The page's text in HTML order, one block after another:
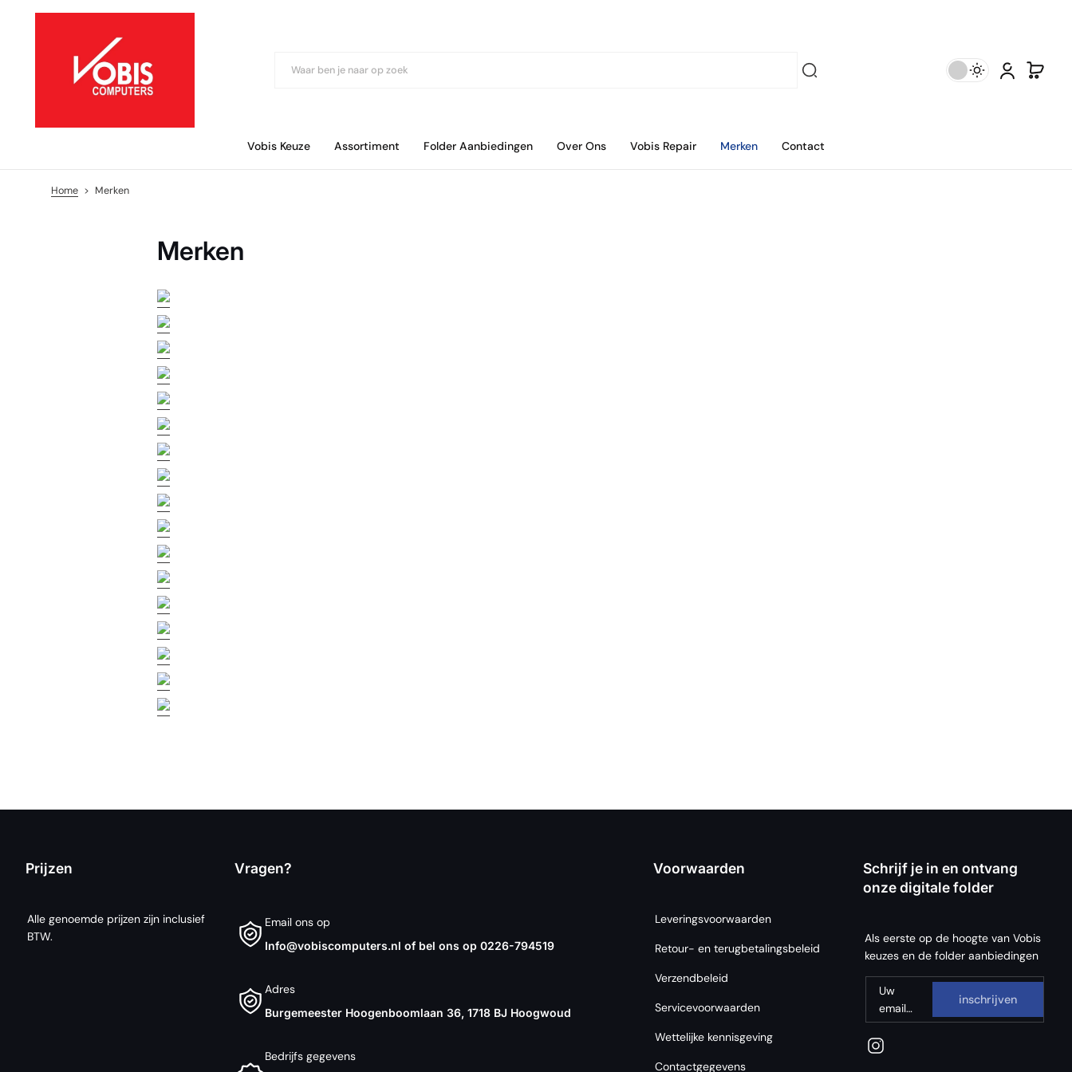
Vobis Keuze Assortiment Folder Aanbiedingen Over Ons Vobis Repair Merken Contact
Home > Merken
Merken
Prijzen
Alle genoemde prijzen zijn inclusief
BTW.
Vragen?
Email ons op
Info@vobiscomputers.nl of bel ons op 0226-794519
Adres
Burgemeester Hoogenboomlaan 36, 1718 BJ Hoogwoud
Bedrijfs gegevens
Voorwaarden
Leveringsvoorwaarden
Retour- en terugbetalingsbeleid
Verzendbeleid
Servicevoorwaarden
Wettelijke kennisgeving
Contactgegevens
Schrijf je in en ontvang
onze digitale folder
Als eerste op de hoogte van Vobis
keuzes en de folder aanbiedingen
Uw
email
adres
inschrijven